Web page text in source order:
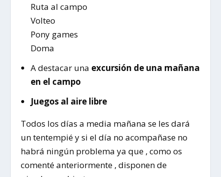
Ruta al campo
Volteo
Pony games
Doma
A destacar una excursión de una mañana
en el campo
Juegos al aire libre
Todos los días a media mañana se les dará
un tentempié y si el día no acompañase no
habrá ningún problema ya que , como os
comenté anteriormente , disponen de